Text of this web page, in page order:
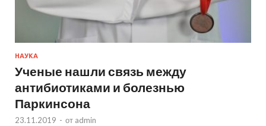
НАУКА
Ученые нашли связь между
антибиотиками и болезнью
Паркинсона
23.11.2019 - от admin